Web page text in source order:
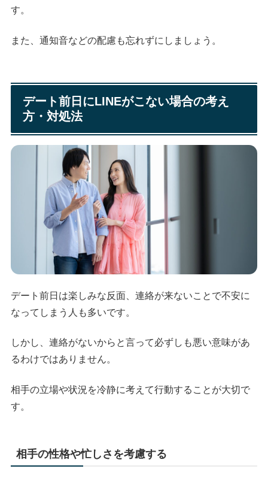
す。
また、通知音などの配慮も忘れずにしましょう。
デート前日にLINEがこない場合の考え
方・対処法
デート前日は楽しみな反面、連絡が来ないことで不安に
なってしまう人も多いです。
しかし、連絡がないからと言って必ずしも悪い意味があ
るわけではありません。
相手の立場や状況を冷静に考えて行動することが大切で
す。
相手の性格や忙しさを考慮する